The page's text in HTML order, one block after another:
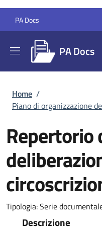
PA Docs
PA Docs
Briciole di
Home /
Piano di organizzazione
Repertorio
Tipologia:Serie
Descrizione